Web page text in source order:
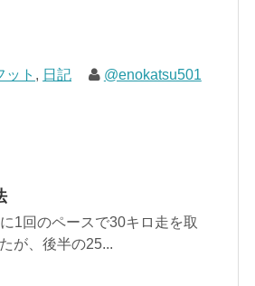
ット , 日記 @enokatsu501
1回のペースで30キロ走を取
が、後半の25...